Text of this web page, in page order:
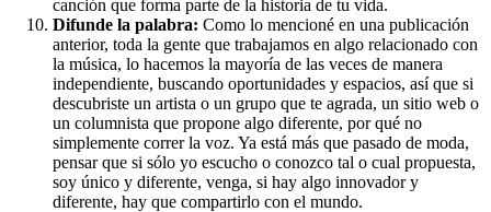
canción que forma parte de la historia de tu vida.
Difunde la palabra: Como lo mencioné en una publicación
anterior, toda la gente que trabajamos en algo relacionado con
la música, lo hacemos la mayoría de las veces de manera
independiente, buscando oportunidades y espacios, así que si
descubriste un artista o un grupo que te agrada, un sitio web o
un columnista que propone algo diferente, por qué no
simplemente correr la voz. Ya está más que pasado de moda,
pensar que si sólo yo escucho o conozco tal o cual propuesta,
soy único y diferente, venga, si hay algo innovador y
diferente, hay que compartirlo con el mundo.